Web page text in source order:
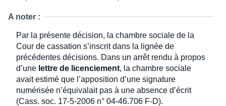
A noter :
Par la présente décision, la chambre sociale de la
Cour de cassation s’inscrit dans la lignée de
précédentes décisions. Dans un arrêt rendu à propos
d’une lettre de licenciement, la chambre sociale
avait estimé que l’apposition d’une signature
numérisée n’équivalait pas à une absence d’écrit
(Cass. soc. 17-5-2006 n° 04-46.706 F-D).